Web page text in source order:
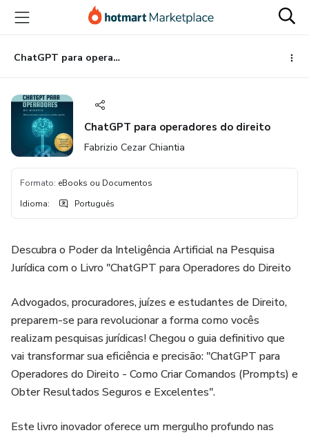
para
conteúdo
principal
para
pagamento
para
rodapé
ChatGPT para operadores do direito
ChatGPT para operadores do direito
Fabrizio Cezar Chiantia
Formato: eBooks ou Documentos
Idioma: Português
Descubra o Poder da Inteligência Artificial na Pesquisa
Jurídica com o Livro "ChatGPT para Operadores do Direito
Advogados, procuradores, juízes e estudantes de Direito,
preparem-se para revolucionar a forma como vocês
realizam pesquisas jurídicas! Chegou o guia definitivo que
vai transformar sua eficiência e precisão: "ChatGPT para
Operadores do Direito - Como Criar Comandos (Prompts) e
Obter Resultados Seguros e Excelentes".
Este livro inovador oferece um mergulho profundo nas